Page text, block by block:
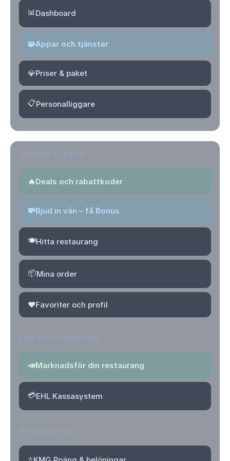
📊Dashboard
🧩Appar och tjänster
💎Priser & paket
📋Personalliggare
🔥Deals och rabattkoder
💸Bjud in vän – få Bonus
🍽️Hitta restaurang
📦Mina order
❤️Favoriter och profil
📣Marknadsför din restaurang
💳EHL Kassasystem
⭐